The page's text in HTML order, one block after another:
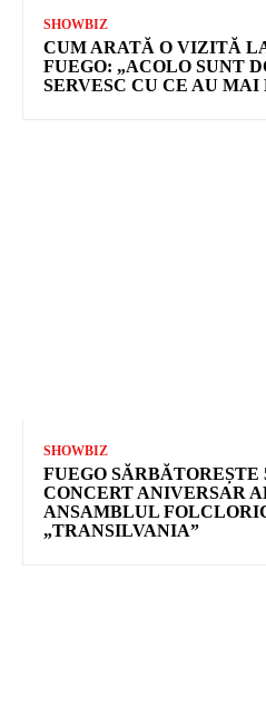
SHOWBIZ
CUM ARATĂ O VIZITĂ
FUEGO: „ACOLO SUNT
SERVESC CU CE AU MAI
SHOWBIZ
FUEGO
CONCERT ANIVERSAR
ANSAMBLUL
„TRANSILVANIA”